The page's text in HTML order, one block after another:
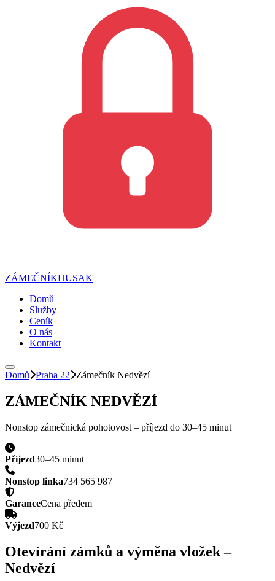
ZÁMEČNÍKHUSAK
Domů
Služby
Ceník
O nás
Kontakt
Domů Praha 22 Zámečník Nedvězí
ZÁMEČNÍK NEDVĚZÍ
Nonstop zámečnická pohotovost – příjezd do 30–45 minut
Příjezd30–45 minut
Nonstop linka734 565 987
GaranceCena předem
Výjezd700 Kč
Otevírání zámků a výměna vložek –
Nedvězí